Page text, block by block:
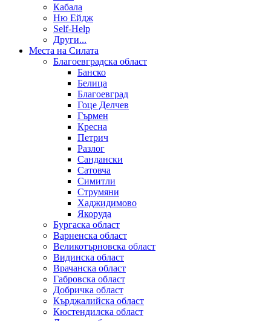
Кабала
Ню Ейдж
Self-Help
Други...
Места на Силата
Благоевградска област
Банско
Белица
Благоевград
Гоце Делчев
Гърмен
Кресна
Петрич
Разлог
Сандански
Сатовча
Симитли
Струмяни
Хаджидимово
Якоруда
Бургаска област
Варненска област
Великотърновска област
Видинска област
Врачанска област
Габровска област
Добричка област
Кърджалийска област
Кюстендилска област